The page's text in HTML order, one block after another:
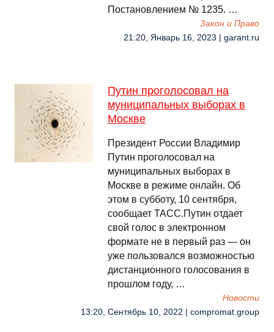
Постановлением № 1235. …
Закон и Право
21:20, Январь 16, 2023 | garant.ru
Путин проголосовал на
муниципальных выборах в
Москве
Президент России Владимир
Путин проголосовал на
муниципальных выборах в
Москве в режиме онлайн. Об
этом в субботу, 10 сентября,
сообщает ТАСС.Путин отдает
свой голос в электронном
формате не в первый раз — он
уже пользовался возможностью
дистанционного голосования в
прошлом году, …
Новости
13:20, Сентябрь 10, 2022 | compromat.group